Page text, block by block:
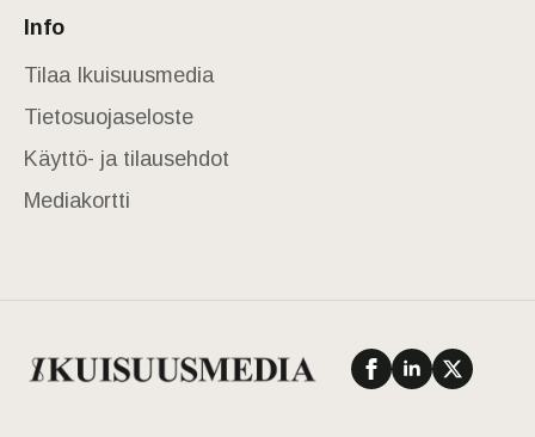
Info
Tilaa Ikuisuusmedia
Tietosuojaseloste
Käyttö- ja tilausehdot
Mediakortti